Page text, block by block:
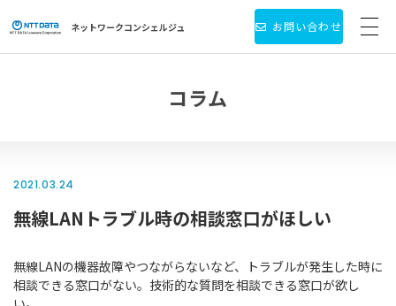
ネットワークコンシェルジュ
新着情報
個人情報保護方針
お問い合わせ
コラム
2021.03.24
無線LANトラブル時の相談窓口がほしい
無線LANの機器故障やつながらないなど、トラブルが発生した時に
相談できる窓口がない。技術的な質問を相談できる窓口が欲し